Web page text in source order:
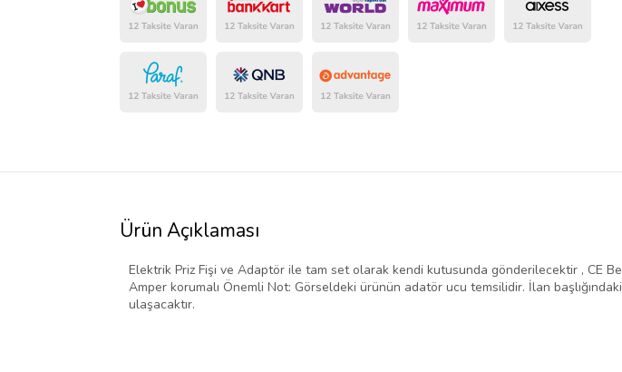
Ürün Açıklaması
Elektrik Priz Fişi ve Adaptör ile tam set olarak kendi kutusunda gönderilecektir , CE
Amper korumalı Önemli Not: Görseldeki ürünün adatör ucu temsilidir. İlan
ulaşacaktır.